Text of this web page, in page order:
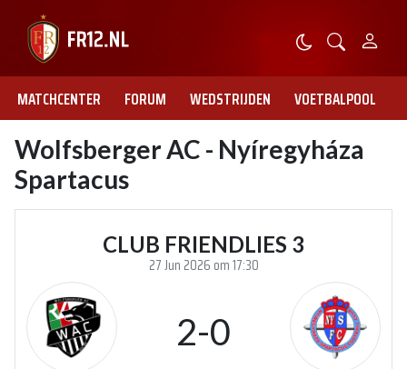
MATCHCENTER FORUM WEDSTRIJDEN VOETBALPOOL
Wolfsberger AC - Nyíregyháza
Spartacus
CLUB FRIENDLIES 3
27 Jun 2026 om 17:30
2-0